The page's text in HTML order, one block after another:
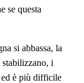
se questa
si abbassa, la
stabilizzano, i
ed è più difficile